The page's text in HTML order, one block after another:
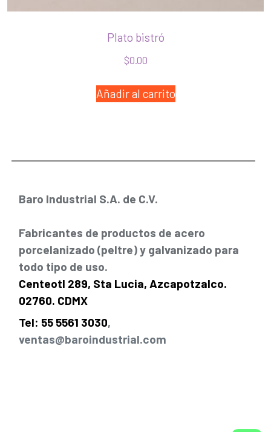
Plato bistró
$0.00
Añadir al carrito
Baro Industrial S.A. de C.V.
Fabricantes de productos de acero
porcelanizado (peltre) y galvanizado para
todo tipo de uso.
Centeotl 289, Sta Lucia, Azcapotzalco.
02760. CDMX
Tel: 55 5561 3030,
ventas@baroindustrial.com